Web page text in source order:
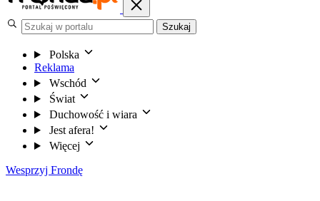
Szukaj
Polska
Reklama
Wschód
Świat
Duchowość i wiara
Jest afera!
Więcej
Wesprzyj Frondę